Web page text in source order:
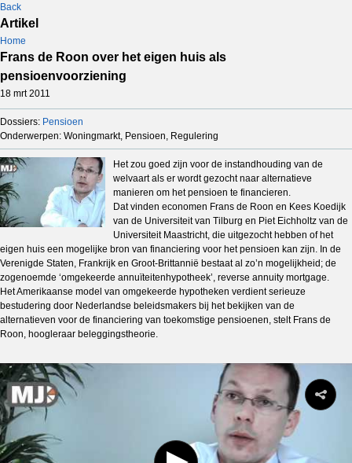
Back
Artikel
Home
Frans de Roon over het eigen huis als
pensioenvoorziening
18 mrt 2011
Dossiers: Pensioen
Onderwerpen: Woningmarkt, Pensioen, Regulering
Het zou goed zijn voor de instandhouding van de
welvaart als er wordt gezocht naar alternatieve
manieren om het pensioen te financieren.
Dat vinden economen Frans de Roon en Kees Koedijk
van de Universiteit van Tilburg en Piet Eichholtz van de
Universiteit Maastricht, die uitgezocht hebben of het
eigen huis een mogelijke bron van financiering voor het pensioen kan zijn. In de
Verenigde Staten, Frankrijk en Groot-Brittannië bestaat al zo’n mogelijkheid; de
zogenoemde ‘omgekeerde annuïteitenhypotheek’, reverse annuity mortgage.
Het Amerikaanse model van omgekeerde hypotheken verdient serieuze
bestudering door Nederlandse beleidsmakers bij het bekijken van de
alternatieven voor de financiering van toekomstige pensioenen, stelt Frans de
Roon, hoogleraar beleggingstheorie.